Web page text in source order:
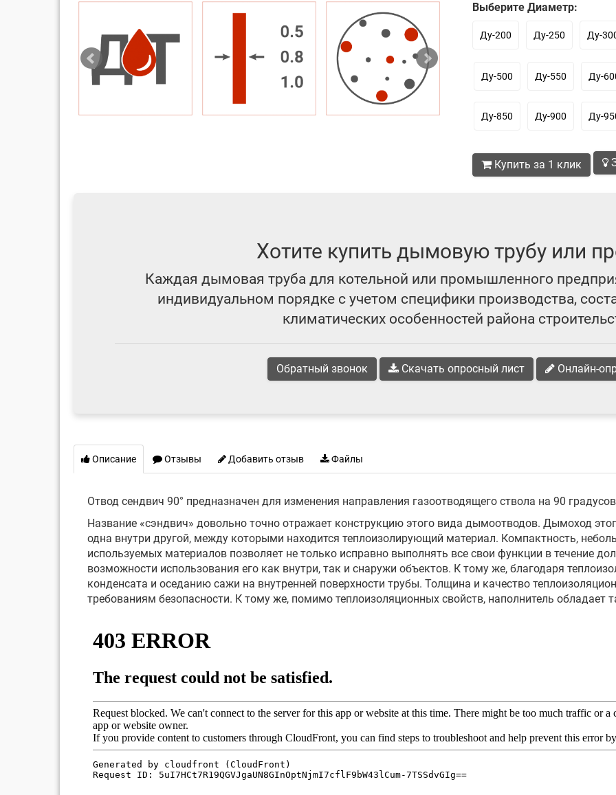
Выберите Диаметр:
Ду-200 Ду-250 Ду-
Ду-500 Ду-550 Ду-
Ду-850 Ду-900 Ду-
Купить за 1 клик
Хотите купить дымовую трубу или
Каждая дымовая труба для котельной или промышленного
индивидуальном порядке с учетом специфики производства,
климатических особенностей района
Обратный звонок Скачать опросный лист Онлайн-
Описание Отзывы Добавить отзыв Файлы
Отвод сендвич 90° предназначен для изменения направления газоотводящего ствола на 90
Название «сэндвич» довольно точно отражает конструкцию этого вида дымоотводов. Дымоход
одна внутри другой, между которыми находится теплоизолирующий материал. Компактность,
используемых материалов позволяет не только исправно выполнять все свои функции в течение
возможности использования его как внутри, так и снаружи объектов. К тому же, благодаря
конденсата и оседанию сажи на внутренней поверхности трубы. Толщина и качество
требованиям безопасности. К тому же, помимо теплоизоляционных свойств, наполнитель обладает